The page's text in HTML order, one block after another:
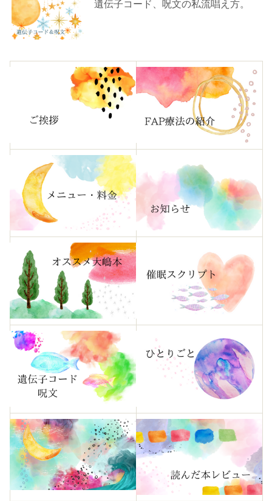
遺伝子コード、呪文の私流唱え方。